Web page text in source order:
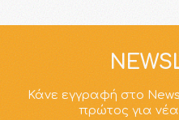
Κάνε εγγραφή στο
πρώτος για